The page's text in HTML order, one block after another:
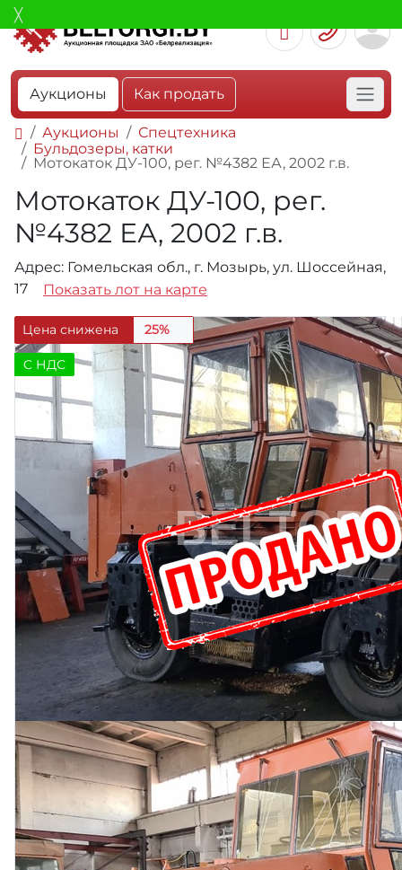
Аукционы Как продать
Аукционы
Спецтехника
Бульдозеры, катки
Мотокаток ДУ-100, рег. №4382 ЕА, 2002 г.в.
Мотокаток ДУ-100, рег.
№4382 ЕА, 2002 г.в.
Адрес: Гомельская обл., г. Мозырь, ул. Шоссейная,
17
Показать лот на карте
Цена снижена 25%
C НДС